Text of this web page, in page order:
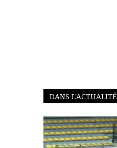
DANS L'ACTUALITÉ